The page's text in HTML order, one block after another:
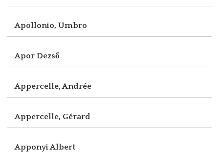
Apollonio, Umbro
Apor Dezső
Appercelle, Andrée
Appercelle, Gérard
Apponyi Albert